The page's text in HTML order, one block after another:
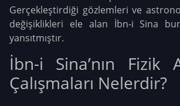
Gerçekleştirdiği gözlemleri ve
değişiklikleri ele alan İbn-i Sina
yansıtmıştır.
İbn-i Sina’nın Fizik
Çalışmaları Nelerdir?